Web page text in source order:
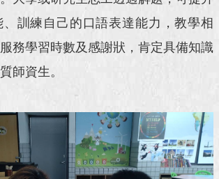
、訓練自己的口語表達能力，教學相
務學習時數及感謝狀，肯定具備知識
師資生。